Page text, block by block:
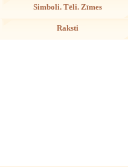
Simboli. Tēli. Zīmes
Raksti